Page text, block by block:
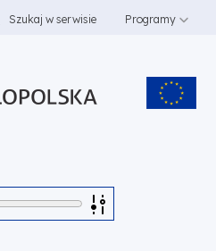
Szukaj w serwisie Programy